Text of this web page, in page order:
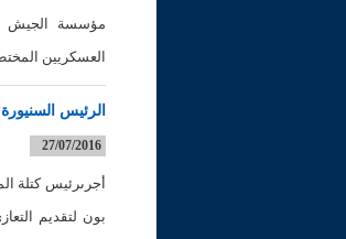
مؤسسة الجيش
العسكريين
الرئيس
27/07/2016
أجرىرئيس كتلة
بون لتقديم